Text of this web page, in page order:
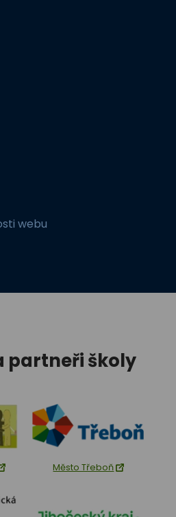
webu
partneři školy
Město Třeboň